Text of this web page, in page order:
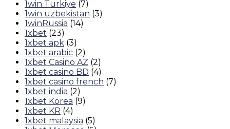
1win Turkiye (7)
1win uzbekistan (3)
1winRussia (14)
1xbet (23)
1xbet apk (3)
1xbet arabic (2)
1xbet Casino AZ (2)
1xbet casino BD (4)
1xbet casino french (7)
1xbet india (2)
1xbet Korea (9)
1xbet KR (4)
1xbet malaysia (5)